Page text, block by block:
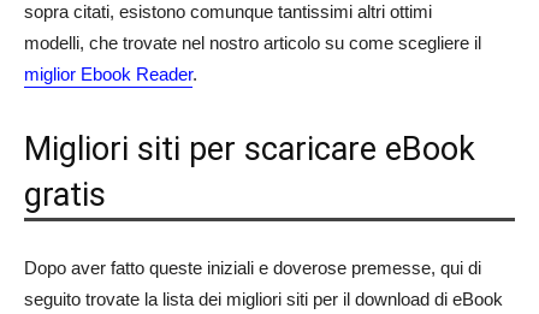
sopra citati, esistono comunque tantissimi altri ottimi
modelli, che trovate nel nostro articolo su come scegliere il
miglior Ebook Reader.
Migliori siti per scaricare eBook
gratis
Dopo aver fatto queste iniziali e doverose premesse, qui di
seguito trovate la lista dei migliori siti per il download di eBook